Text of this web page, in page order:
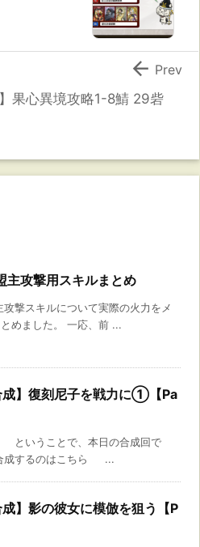
】果心異境攻略1-8鯖 29砦
 Prev
主攻撃用スキルまとめ
撃スキルについて実際の火力をメ
めました。 一応、前 ...
成】復刻尼子を戦力に①【Pa
ということで、本日の合成回で
するのはこちら ...
成】影の彼女に模倣を狙う【P